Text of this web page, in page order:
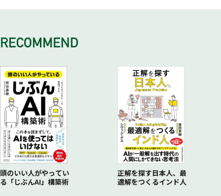
「思い込み」によって、頭の中で見えないバトルが始まる
「やらなくちゃ」を「やりたい」に変えることはできるのか？
「結果」を意図的に操作する
「いつ・誰が・どこで」やっても成果が出る！
行動科学マネジメントというしくみ
あなたは、行動にコントロールされている……
「分解」で問題の本質が見えてくる
行動を分解すれば、できる人の秘密がわかる
積み重なる「小さな問題」
ステップ②解決策を細かく洗い出す
ステップ③行動計画に落とし込む
いきなり大きな目標を立てない
重要なのは「小さなゴール」
振り返りの「どうして？」も忘れてはいけない
「Ｈｏｗ ｔｏ」の問いかけ
リーダー・マネジャーが知っておくべきこと
上に立つ人は「言語化」を重視する
自分にごほうびをあげる
実行し続けることが問題解決の道
行動のヘルプは楽しみながら使う
その行動は面倒くさくないですか？
簡単にできる方法を変える
「叱咤激励される」というデメリット効果
第三者に叱咤激励のサポートをもらう
ムダな時間と挫折感をなくす
仕事を効率化する問いかけ
マネジメントでも「ムダな努力」はしない
毎日、帰る前の５分間の問いかけ
自分の行動特性を知り、自分自身をコントロールする
問題解決の習慣は、人生を変える
１日の振り返りにも「ＴｏＤｏリスト」を
頭のいい人がやってい
る「じぶんAI」構築術
正解を探す日本人、最
適解をつくるインド人